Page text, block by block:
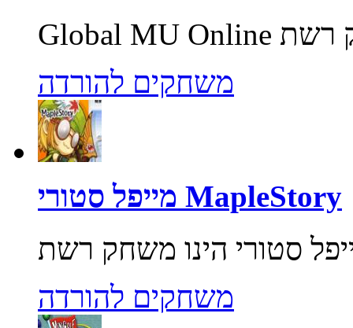
משחקים להורדה
מייפל סטורי MapleStory
משחקים להורדה